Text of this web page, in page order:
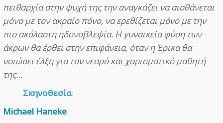
πειθαρχία στην ψυχή της την αναγκάζει να αισθάνεται
μόνο με τον ακραίο πόνο, να ερεθίζεται μόνο με την
πιο ακόλαστη ηδονοβλεψία. Η γυναικεία φύση των
άκρων θα έρθει στην επιφάνεια, όταν η Έρικα θα
νοιώσει έλξη για τον νεαρό και χαρισματικό μαθητή
της…
Σκηνοθεσία:
Michael Haneke